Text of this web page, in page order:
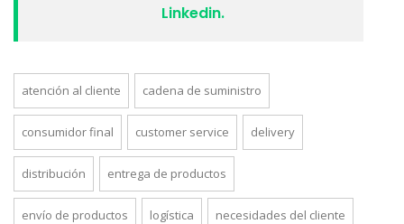
Linkedin.
atención al cliente cadena de suministro
consumidor final customer service delivery
distribución entrega de productos
envío de productos logística necesidades del cliente